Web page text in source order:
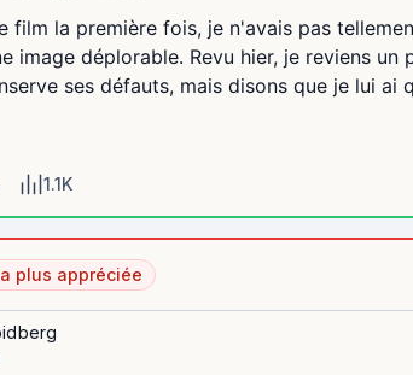
film la première fois, je n'avais pas
image déplorable. Revu hier, je reviens un
ses défauts, mais disons que je lui ai
1.1K
plus appréciée